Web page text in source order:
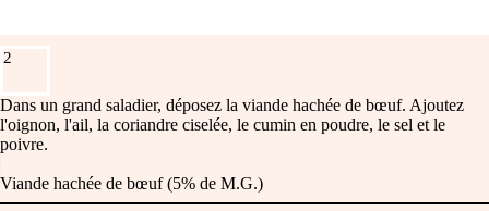
2
Dans un grand saladier, déposez la viande hachée de bœuf. Ajoutez
l'oignon, l'ail, la coriandre ciselée, le cumin en poudre, le sel et le
poivre.
Viande hachée de bœuf (5% de M.G.)